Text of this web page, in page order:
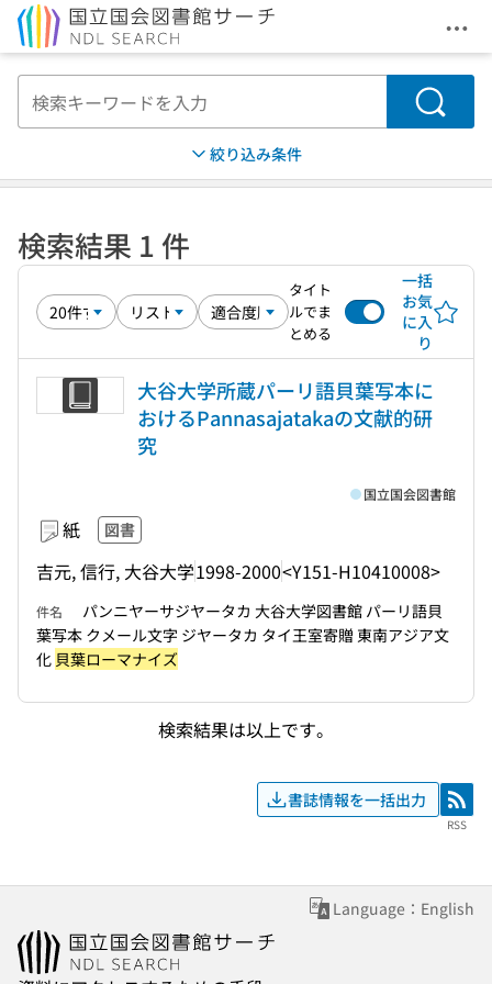
メ
検索
絞り込み条件
検索結果 1 件
タイト
ルでま
とめる
一括
お気
に入
り
大谷大学所蔵パーリ語貝葉写本に
おけるPannasajatakaの文献的研
究
紙 図書
吉元, 信行, 大谷大学1998-2000<Y151-H10410008>
国立国会図書館
件名
パンニヤーサジヤータカ 大谷大学図書館 パーリ語貝
葉写本 クメール文字 ジヤータカ タイ王室寄贈 東南アジア文
化 貝葉ローマナイズ
検索結果は以上です。
書誌情報を一括出力 RSS
RSS
Language：English